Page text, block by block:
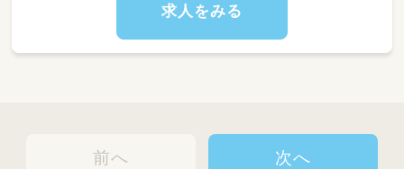
※雇用期間1年（原則更新）
求人をみる
前へ 次へ